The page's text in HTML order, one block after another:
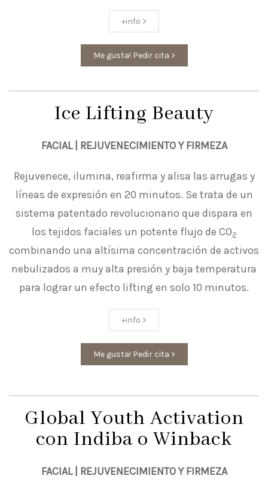
+info >
Me gusta! Pedir cita >
Ice Lifting Beauty
FACIAL | REJUVENECIMIENTO Y FIRMEZA
Rejuvenece, ilumina, reafirma y alisa las arrugas y
líneas de expresión en 20 minutos. Se trata de un
sistema patentado revolucionario que dispara en
los tejidos faciales un potente flujo de CO2
combinando una altísima concentración de activos
nebulizados a muy alta presión y baja temperatura
para lograr un efecto lifting en solo 10 minutos.
+info >
Me gusta! Pedir cita >
Global Youth Activation
con Indiba o Winback
FACIAL | REJUVENECIMIENTO Y FIRMEZA